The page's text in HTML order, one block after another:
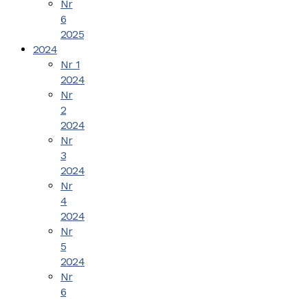
Nr
6
2025
2024
Nr 1
2024
Nr
2
2024
Nr
3
2024
Nr
4
2024
Nr
5
2024
Nr
6